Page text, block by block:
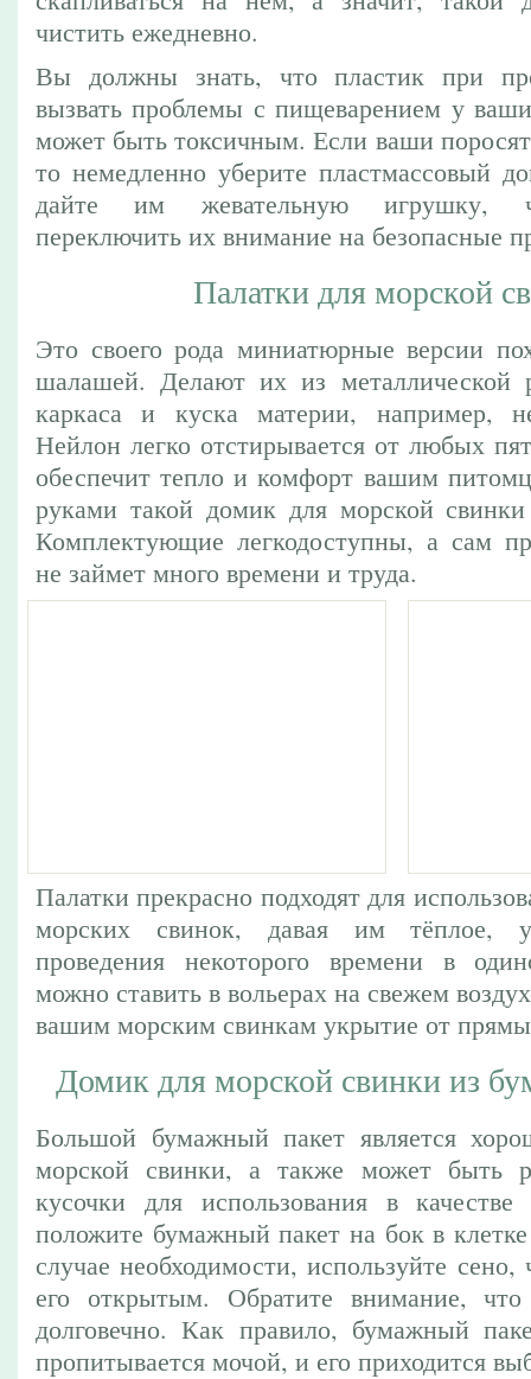
чистить ежедневно.
Вы должны знать, что пластик при
вызвать проблемы с пищеварением у
может быть токсичным. Если ваши
то немедленно уберите пластмассовый
дайте им жевательную игрушку,
переключить их внимание на безопасные
Палатки для морской
Это своего рода миниатюрные версии
шалашей. Делают их из металлической
каркаса и куска материи, например,
Нейлон легко отстирывается от любых
обеспечит тепло и комфорт вашим
руками такой домик для морской
Комплектующие легкодоступны, а сам
не займет много времени и труда.
Палатки прекрасно подходят для
морских свинок, давая им тёплое,
проведения некоторого времени в
можно ставить в вольерах на свежем
вашим морским свинкам укрытие от
Домик для морской свинки из
Большой бумажный пакет является
морской свинки, а также может быть
кусочки для использования в
положите бумажный пакет на бок в
случае необходимости, используйте
его открытым. Обратите внимание,
долговечно. Как правило, бумажный
пропитывается мочой, и его приходится